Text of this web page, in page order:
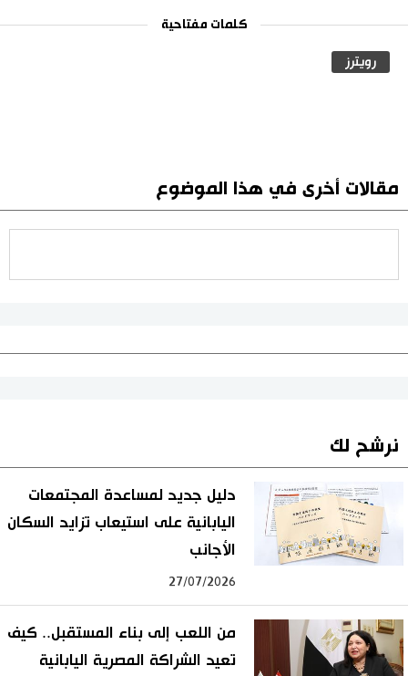
كلمات مفتاحية
رويترز
مقالات أخرى في هذا الموضوع
نرشح لك
دليل جديد لمساعدة المجتمعات
اليابانية على استيعاب تزايد السكان
الأجانب
27/07/2026
من اللعب إلى بناء المستقبل.. كيف
تعيد الشراكة المصرية اليابانية